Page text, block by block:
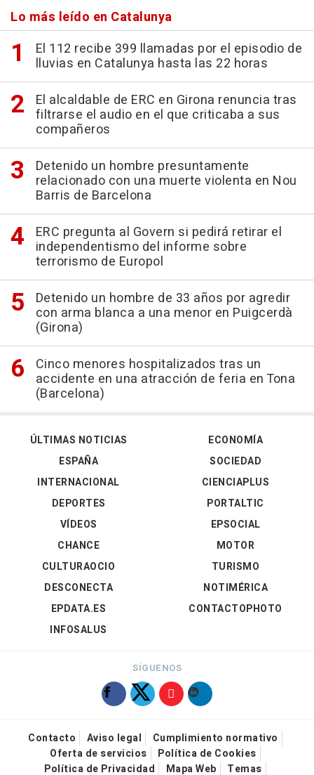
Lo más leído en Catalunya
El 112 recibe 399 llamadas por el episodio de
lluvias en Catalunya hasta las 22 horas
El alcaldable de ERC en Girona renuncia tras
filtrarse el audio en el que criticaba a sus
compañeros
Detenido un hombre presuntamente
relacionado con una muerte violenta en Nou
Barris de Barcelona
ERC pregunta al Govern si pedirá retirar el
independentismo del informe sobre
terrorismo de Europol
Detenido un hombre de 33 años por agredir
con arma blanca a una menor en Puigcerdà
(Girona)
Cinco menores hospitalizados tras un
accidente en una atracción de feria en Tona
(Barcelona)
ÚLTIMAS NOTICIAS
ESPAÑA
INTERNACIONAL
DEPORTES
VÍDEOS
ECONOMÍA
SOCIEDAD
CIENCIAPLUS
PORTALTIC
EPSOCIAL
CHANCE
CULTURAOCIO
DESCONECTA
EPDATA.ES
INFOSALUS
MOTOR
TURISMO
NOTIMÉRICA
CONTACTOPHOTO
SÍGUENOS
Contacto Aviso legal
Cumplimiento normativo
Oferta de servicios
Política de Cookies
Política de Privacidad
Mapa Web Temas